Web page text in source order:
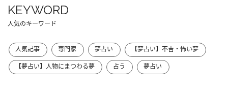
KEYWORD
人気のキーワード
人気記事 専門家 夢占い
【夢占い】不吉・怖い夢
【夢占い】人物にまつわる夢
占う 夢占い